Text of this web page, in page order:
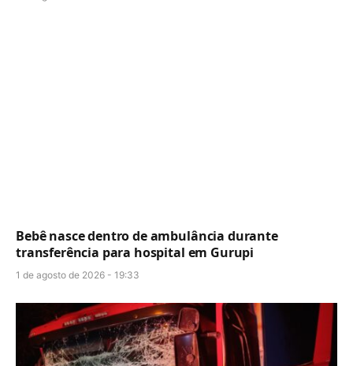
Bebê nasce dentro de ambulância durante
transferência para hospital em Gurupi
1 de agosto de 2026 - 19:33